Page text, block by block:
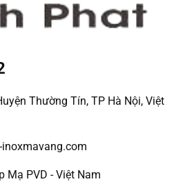
Thường Tín, TP Hà Nội, Việt
Mạ PVD - Việt Nam